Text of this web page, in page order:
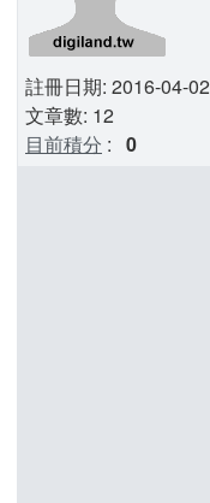
註冊日期: 2016-04-02
文章數: 12
目前積分 : 0